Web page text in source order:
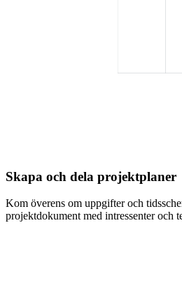
Skapa och dela projektplaner
Kom överens om uppgifter och
projektdokument med intressenter och